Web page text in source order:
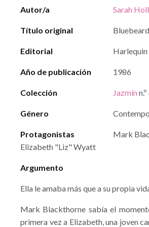
Autor/a Sarah
Título original
Editorial
Año de publicación 1986
Colección Jazmín
Género
Protagonistas
Mark
Elizabeth "Liz" Wyatt
Argumento
Ella le amaba más que a su propia
Mark Blackthorne sabía el
primera vez a Elizabeth, una joven